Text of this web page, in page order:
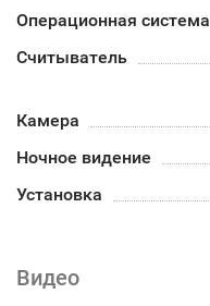
Операционная система
Считыватель
Камера
Ночное видение
Установка
Видео